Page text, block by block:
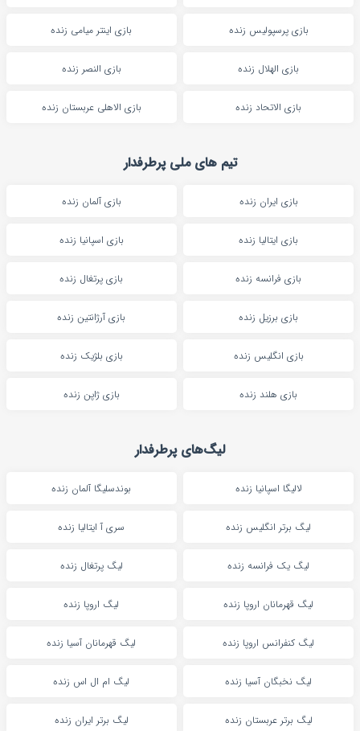
بازی پرسپولیس زنده بازی اینتر میامی زنده
بازی الهلال زنده بازی النصر زنده
بازی الاتحاد زنده بازی الاهلی عربستان زنده
تیم های ملی پرطرفدار
بازی ایران زنده بازی آلمان زنده
بازی ایتالیا زنده بازی اسپانیا زنده
بازی فرانسه زنده بازی پرتغال زنده
بازی برزیل زنده بازی آرژانتین زنده
بازی انگلیس زنده بازی بلژیک زنده
بازی هلند زنده بازی ژاپن زنده
لیگ‌های پرطرفدار
لالیگا اسپانیا زنده بوندسلیگا آلمان زنده
لیگ برتر انگلیس زنده سری آ ایتالیا زنده
لیگ یک فرانسه زنده لیگ پرتغال زنده
لیگ قهرمانان اروپا زنده لیگ اروپا زنده
لیگ کنفرانس اروپا زنده لیگ قهرمانان آسیا زنده
لیگ نخبگان آسیا زنده لیگ ام ال اس زنده
لیگ برتر عربستان زنده لیگ برتر ایران زنده